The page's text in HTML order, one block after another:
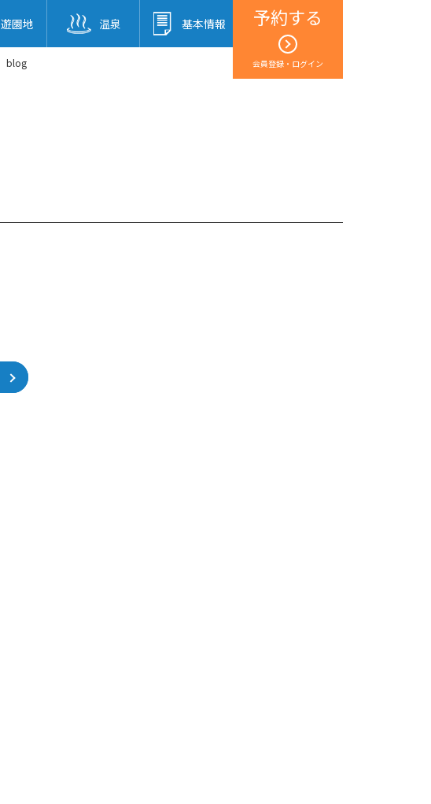
予約する
会員登録・ログイン
遊園地 温泉 基本情報
blog